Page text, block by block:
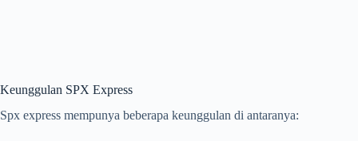
Keunggulan SPX Express
Spx express mempunya beberapa keunggulan di antaranya: